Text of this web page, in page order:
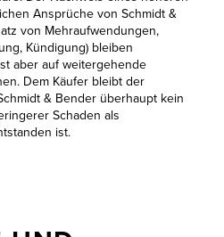
Ansprüche von Schmidt &
von Mehraufwendungen,
Kündigung) bleiben
aber auf weitergehende
Dem Käufer bleibt der
& Bender überhaupt kein
Schaden als
ist.